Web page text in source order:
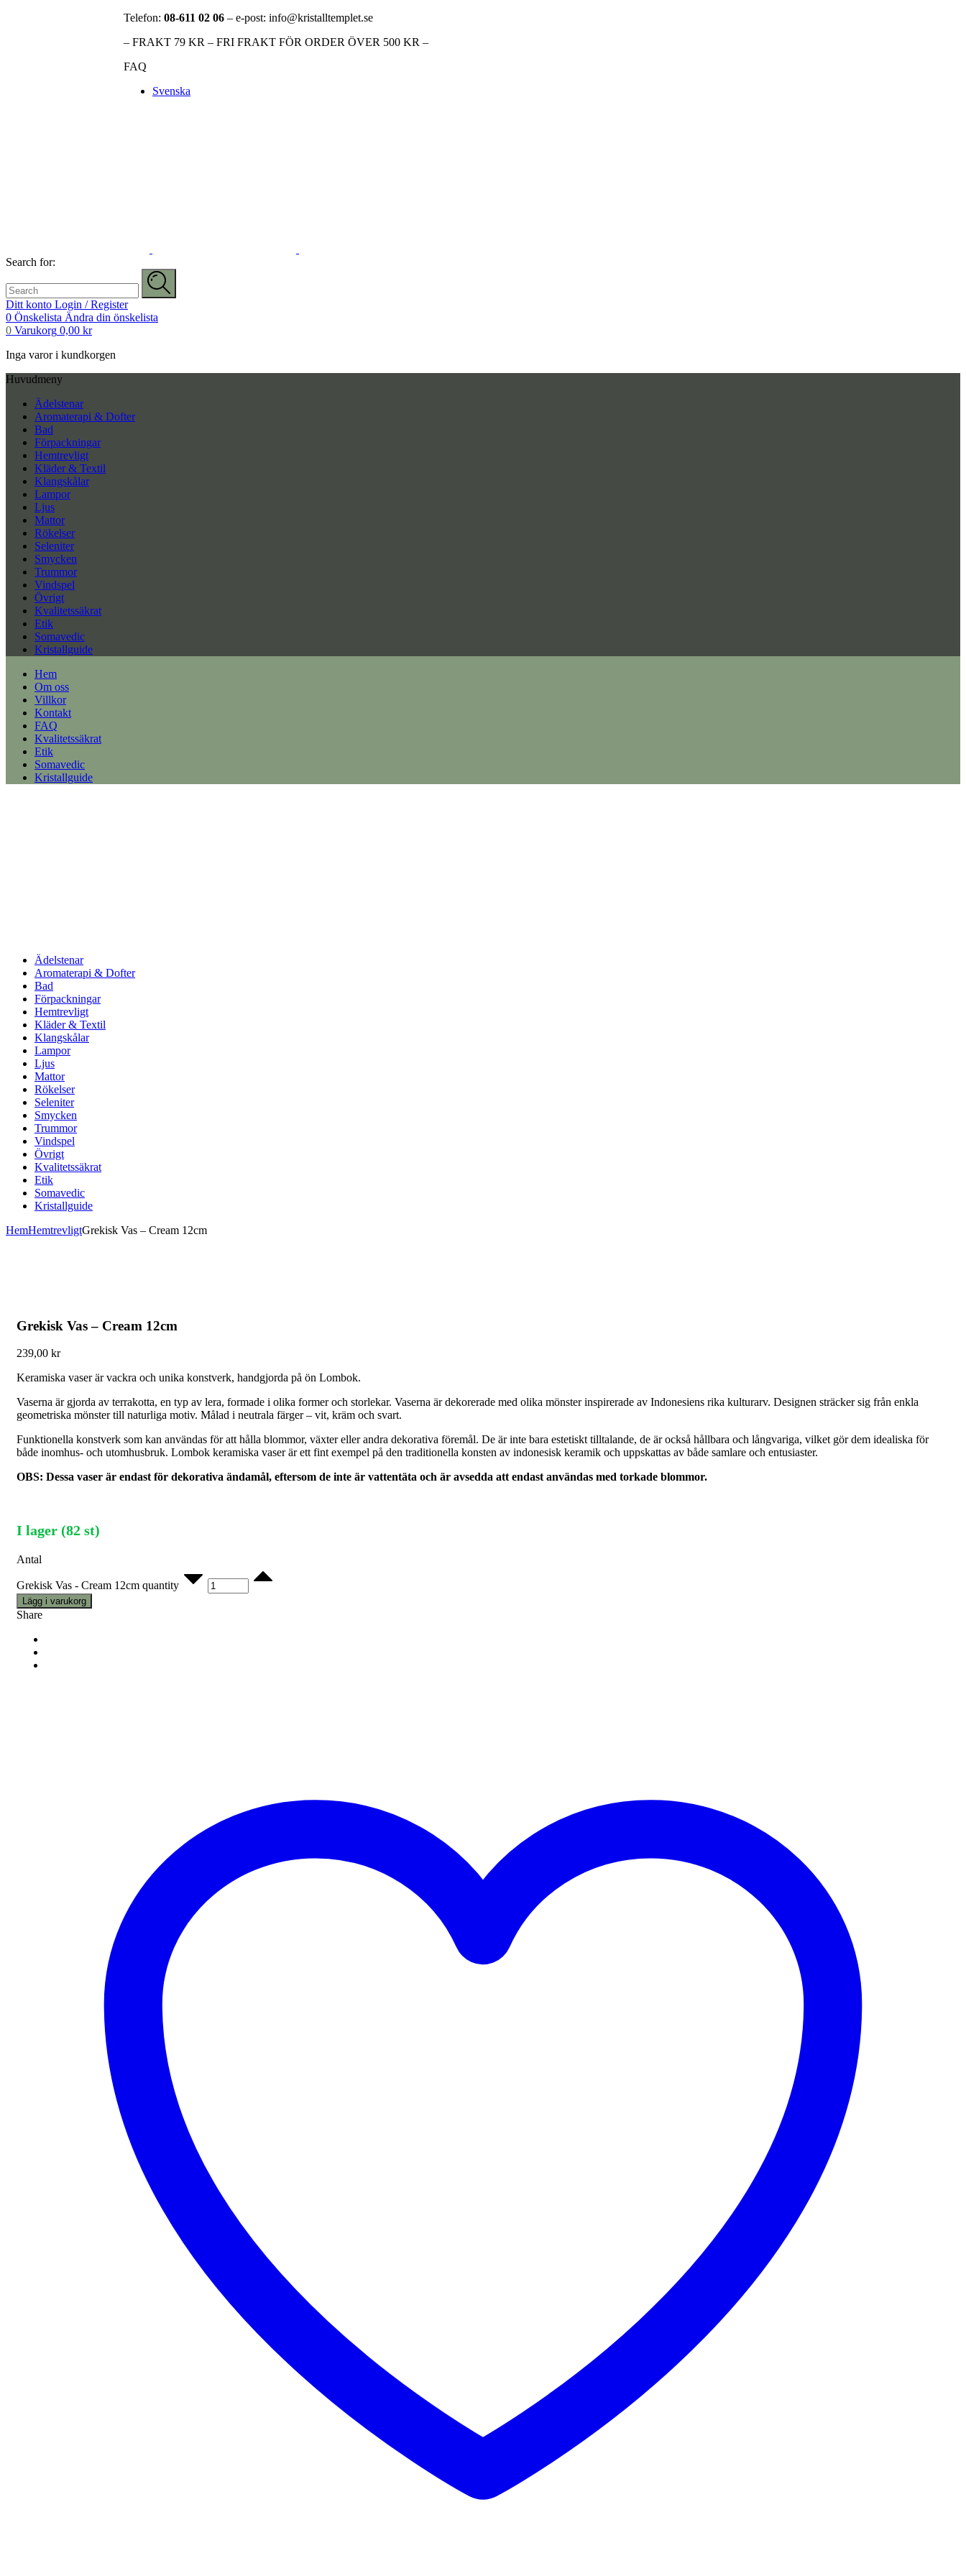
Telefon: 08-611 02 06 – e-post: info@kristalltemplet.se
– FRAKT 79 KR – FRI FRAKT FÖR ORDER ÖVER 500 KR –
FAQ
Svenska
Search for:
Ditt konto Login / Register
0 Önskelista Ändra din önskelista
0 Varukorg 0,00 kr
Inga varor i kundkorgen
Huvudmeny
Ädelstenar
Aromaterapi & Dofter
Bad
Förpackningar
Hemtrevligt
Kläder & Textil
Klangskålar
Lampor
Ljus
Mattor
Rökelser
Seleniter
Smycken
Trummor
Vindspel
Övrigt
Kvalitetssäkrat
Etik
Somavedic
Kristallguide
Hem
Om oss
Villkor
Kontakt
FAQ
Kvalitetssäkrat
Etik
Somavedic
Kristallguide
Ädelstenar
Aromaterapi & Dofter
Bad
Förpackningar
Hemtrevligt
Kläder & Textil
Klangskålar
Lampor
Ljus
Mattor
Rökelser
Seleniter
Smycken
Trummor
Vindspel
Övrigt
Kvalitetssäkrat
Etik
Somavedic
Kristallguide
HemHemtrevligtGrekisk Vas – Cream 12cm
Grekisk Vas – Cream 12cm
239,00 kr
Keramiska vaser är vackra och unika konstverk, handgjorda på ön Lombok.
Vaserna är gjorda av terrakotta, en typ av lera, formade i olika former och storlekar. Vaserna är dekorerade med olika mönster inspirerade av Indonesiens rika kulturarv. Designen sträcker sig från enkla
geometriska mönster till naturliga motiv. Målad i neutrala färger – vit, kräm och svart.
Funktionella konstverk som kan användas för att hålla blommor, växter eller andra dekorativa föremål. De är inte bara estetiskt tilltalande, de är också hållbara och långvariga, vilket gör dem idealiska för
både inomhus- och utomhusbruk. Lombok keramiska vaser är ett fint exempel på den traditionella konsten av indonesisk keramik och uppskattas av både samlare och entusiaster.
OBS: Dessa vaser är endast för dekorativa ändamål, eftersom de inte är vattentäta och är avsedda att endast användas med torkade blommor.
I lager (82 st)
Antal
Grekisk Vas - Cream 12cm quantity
Lägg i varukorg
Share